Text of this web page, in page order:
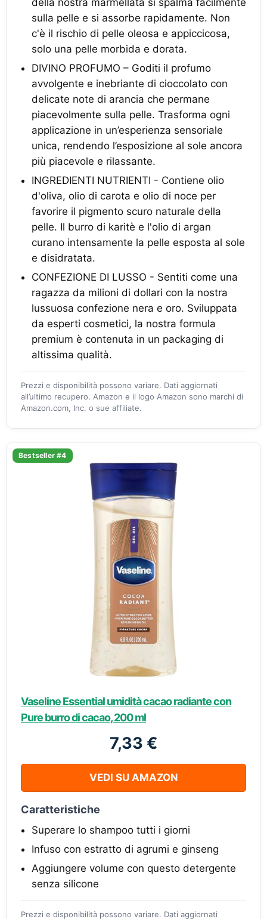
della nostra marmellata si spalma facilmente
sulla pelle e si assorbe rapidamente. Non
c'è il rischio di pelle oleosa e appiccicosa,
solo una pelle morbida e dorata.
DIVINO PROFUMO – Goditi il profumo
avvolgente e inebriante di cioccolato con
delicate note di arancia che permane
piacevolmente sulla pelle. Trasforma ogni
applicazione in un’esperienza sensoriale
unica, rendendo l’esposizione al sole ancora
più piacevole e rilassante.
INGREDIENTI NUTRIENTI - Contiene olio
d'oliva, olio di carota e olio di noce per
favorire il pigmento scuro naturale della
pelle. Il burro di karitè e l'olio di argan
curano intensamente la pelle esposta al sole
e disidratata.
CONFEZIONE DI LUSSO - Sentiti come una
ragazza da milioni di dollari con la nostra
lussuosa confezione nera e oro. Sviluppata
da esperti cosmetici, la nostra formula
premium è contenuta in un packaging di
altissima qualità.
Prezzi e disponibilità possono variare. Dati aggiornati
all’ultimo recupero. Amazon e il logo Amazon sono marchi di
Amazon.com, Inc. o sue affiliate.
Bestseller #4
Vaseline Essential umidità cacao radiante con
Pure burro di cacao, 200 ml
7,33 €
VEDI SU AMAZON
Caratteristiche
Superare lo shampoo tutti i giorni
Infuso con estratto di agrumi e ginseng
Aggiungere volume con questo detergente
senza silicone
Prezzi e disponibilità possono variare. Dati aggiornati